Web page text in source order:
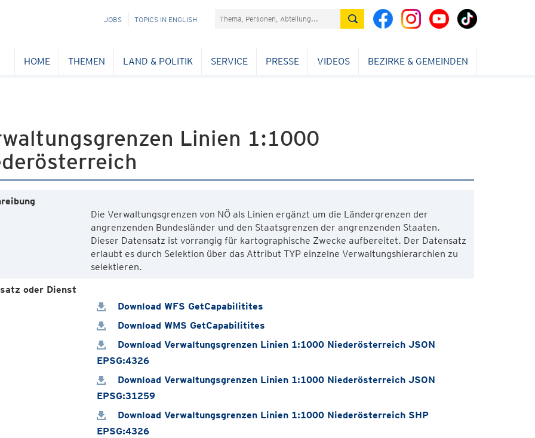
NAVIGATION
JOBS TOPICS IN ENGLISH Suchefeld
HOME THEMEN LAND & POLITIK SERVICE PRESSE VIDEOS BEZIRKE & GEMEINDEN
Linien 1:1000
Die Verwaltungsgrenzen von NÖ als Linien ergänzt um die Ländergrenzen der
angrenzenden Bundesländer und den Staatsgrenzen der angrenzenden Staaten.
Dieser Datensatz ist vorrangig für kartographische Zwecke aufbereitet. Der Datensatz
erlaubt es durch Selektion über das Attribut TYP einzelne Verwaltungshierarchien zu
oder Dienst
Download WFS GetCapabilitites
Download WMS GetCapabilitites
Download Verwaltungsgrenzen Linien 1:1000 Niederösterreich JSON
EPSG:4326
Download Verwaltungsgrenzen Linien 1:1000 Niederösterreich JSON
EPSG:31259
Download Verwaltungsgrenzen Linien 1:1000 Niederösterreich SHP
EPSG:4326